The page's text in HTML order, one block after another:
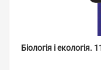
Біологія і